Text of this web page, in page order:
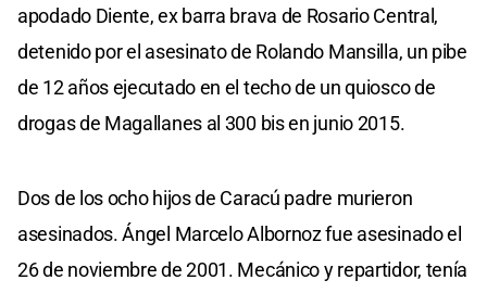
apodado Diente, ex barra brava de Rosario Central,
detenido por el asesinato de Rolando Mansilla, un pibe
de 12 años ejecutado en el techo de un quiosco de
drogas de Magallanes al 300 bis en junio 2015.
Dos de los ocho hijos de Caracú padre murieron
asesinados. Ángel Marcelo Albornoz fue asesinado el
26 de noviembre de 2001. Mecánico y repartidor, tenía